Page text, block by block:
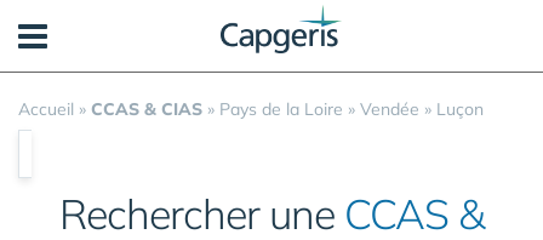
Accueil » CCAS & CIAS » Pays de la Loire » Vendée » Luçon
Rechercher une CCAS &